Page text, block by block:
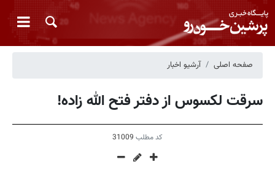
صفحه اصلی آرشیو اخبار
سرقت لکسوس از دفتر فتح الله زاده!
کد مطلب 31009